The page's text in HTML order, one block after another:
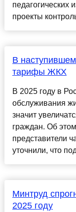
проекты
В
тарифы ЖКХ
В 2025 году в
обслуживания
значит
граждан. Об
представители
уточнили, что
Минтруд
2025 году